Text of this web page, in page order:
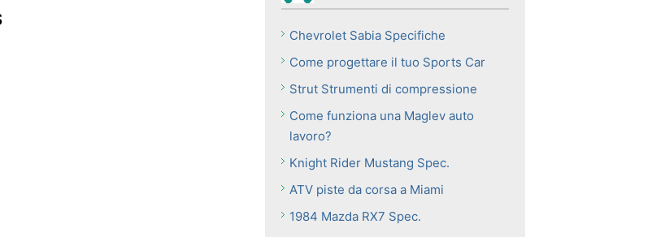
Chevrolet Sabia Specifiche
Come progettare il tuo Sports Car
Strut Strumenti di compressione
Come funziona una Maglev auto
lavoro?
Knight Rider Mustang Spec.
ATV piste da corsa a Miami
1984 Mazda RX7 Spec.